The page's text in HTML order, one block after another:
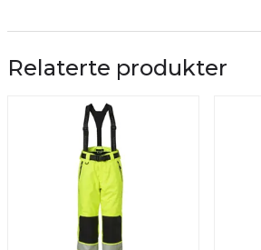
Relaterte produkter